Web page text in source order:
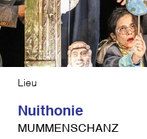
Lieu
Nuithonie
MUMMENSCHANZ